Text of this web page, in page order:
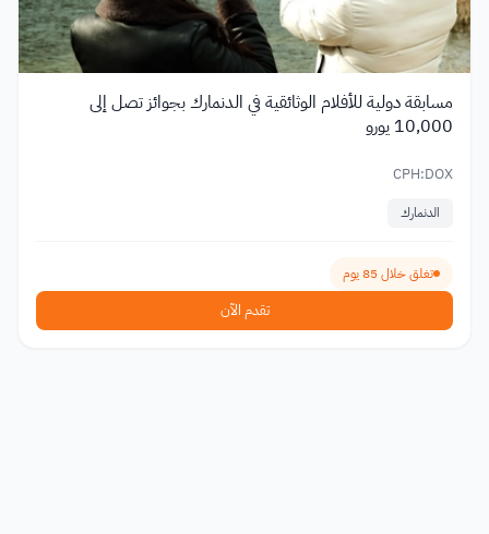
مسابقة دولية للأفلام الوثائقية في الدنمارك بجوائز تصل إلى
10,000 يورو
CPH:DOX
الدنمارك
تغلق خلال 85 يوم
تقدم الآن